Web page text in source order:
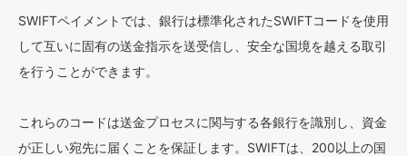
SWIFTペイメントでは、銀行は標準化されたSWIFTコードを使用
して互いに固有の送金指示を送受信し、安全な国境を越える取引
を行うことができます。
これらのコードは送金プロセスに関与する各銀行を識別し、資金
が正しい宛先に届くことを保証します。SWIFTは、200以上の国